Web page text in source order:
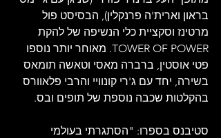
בראון וארית'ה פרנקלין), הבסיסט פול
מרטינז וסקציית כלי הנשיפה של להקת
TOWER OF POWER. מאוחר יותר נוספו
פטי אוסטין, ברברה מאסי וטאשה תומאס
בשירה, יחד עם ג'רי קונוויי והרבי פלאוורס
בהקלטות שכבה נוספת של תופים ובס.
סטיבנס בספרו: "הסתגרתי בעולמי